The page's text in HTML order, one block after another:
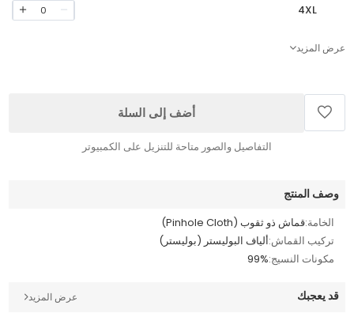
4XL
0
عرض المزيد
أضف إلى السلة
التفاصيل والصور متاحة للتنزيل على الكمبيوتر
وصف المنتج
الخامة:قماش ذو ثقوب (Pinhole Cloth)
تركيب القماش:ألياف البوليستر (بوليستر)
مكونات النسيج:99%
قد يعجبك عرض المزيد